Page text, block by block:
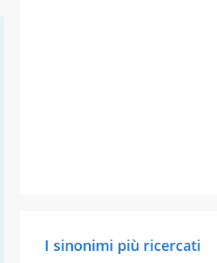
I sinonimi più ricercati